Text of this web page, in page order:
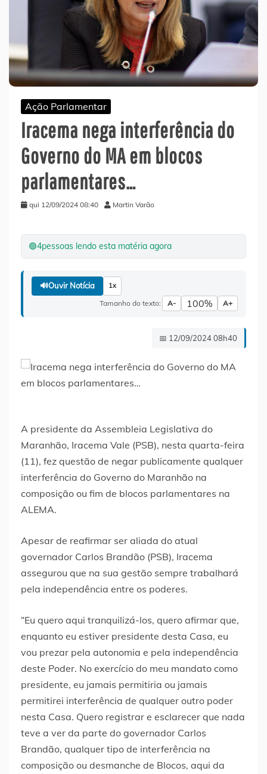
Ação Parlamentar
Iracema nega interferência do
Governo do MA em blocos
parlamentares…
qui 12/09/2024 08:40 Martin Varão
🟢4pessoas lendo esta matéria agora
🔊Ouvir Notícia 1x
Tamanho do texto: A- 100% A+
📅 12/09/2024 08h40
A presidente da Assembleia Legislativa do
Maranhão, Iracema Vale (PSB), nesta quarta-feira
(11), fez questão de negar publicamente qualquer
interferência do Governo do Maranhão na
composição ou fim de blocos parlamentares na
ALEMA.
Apesar de reafirmar ser aliada do atual
governador Carlos Brandão (PSB), Iracema
assegurou que na sua gestão sempre trabalhará
pela independência entre os poderes.
“Eu quero aqui tranquilizá-los, quero afirmar que,
enquanto eu estiver presidente desta Casa, eu
vou prezar pela autonomia e pela independência
deste Poder. No exercício do meu mandato como
presidente, eu jamais permitiria ou jamais
permitirei interferência de qualquer outro poder
nesta Casa. Quero registrar e esclarecer que nada
teve a ver da parte do governador Carlos
Brandão, qualquer tipo de interferência na
composição ou desmanche de Blocos, aqui da